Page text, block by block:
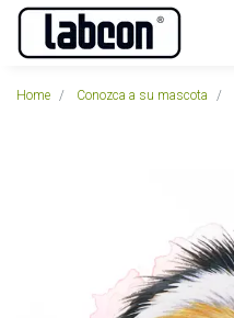
Home Conozca a su mascota